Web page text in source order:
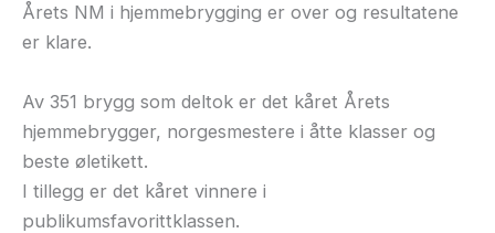
Årets NM i hjemmebrygging er over og resultatene
er klare.
Av 351 brygg som deltok er det kåret Årets
hjemmebrygger, norgesmestere i åtte klasser og
beste øletikett.
I tillegg er det kåret vinnere i
publikumsfavorittklassen.